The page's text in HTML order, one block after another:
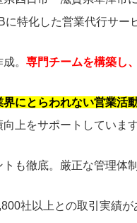
特化した営業代行サー
。 専門チームを構築し
にとらわれない営業活
上をサポートしています
も徹底。厳正な管理体
社以上との取引実績が